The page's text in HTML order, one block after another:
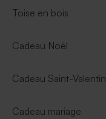
Toise en bois
Cadeau Noël
Cadeau Saint-Valentin
Cadeau mariage